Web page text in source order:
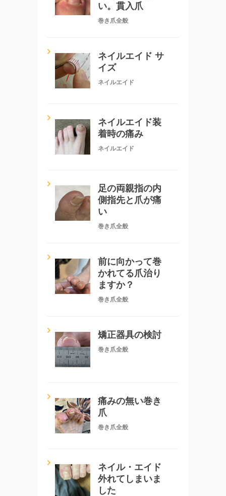
い。貫入爪
巻き爪全般
ネイルエイド サ
イズ
ネイルエイド
ネイルエイド装
着時の痛み
ネイルエイド
足の両親指の内
側指先と爪が痛
い
巻き爪全般
前に向かって巻
かれてる爪治り
ますか？
巻き爪全般
矯正器具の検討
巻き爪全般
痛みの無い巻き
爪
巻き爪全般
ネイル・エイド
外れてしまいま
した